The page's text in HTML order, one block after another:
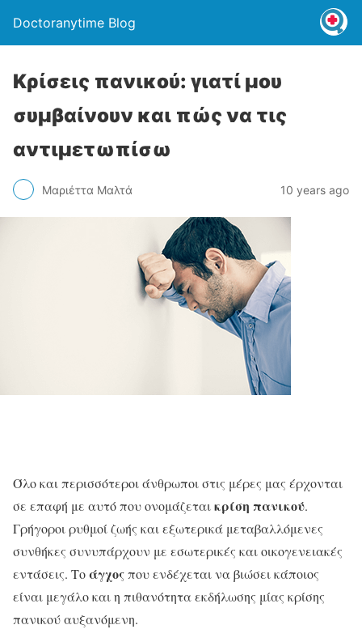
Doctoranytime Blog
Κρίσεις πανικού: γιατί μου
συμβαίνουν και πώς να τις
αντιμετωπίσω
Μαριέττα Μαλτά 10 years ago
Όλο και περισσότεροι άνθρωποι στις μέρες μας έρχονται
σε επαφή με αυτό που ονομάζεταικρίση πανικού.
Γρήγοροι ρυθμοί ζωής και εξωτερικά μεταβαλλόμενες
συνθήκες συνυπάρχουν με εσωτερικές και οικογενειακές
εντάσεις. Τοάγχοςπου ενδέχεται να βιώσει κάποιος
είναι μεγάλο και η πιθανότητα εκδήλωσης μίας κρίσης
πανικού αυξανόμενη.